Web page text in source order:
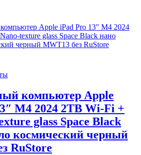
компьютер Apple
M4 2024 2TB Wi-Fi +
glass Space Black
космический черный
RuStore